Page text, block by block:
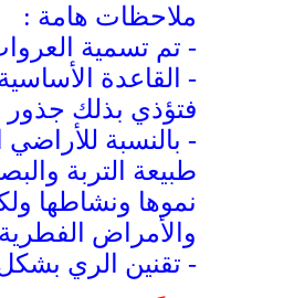
ملاحظات هامة :
- تم تسمية
- القاعدة
فتؤذي بذلك جذور
- بالنسبة
طبيعة التربة
نموها ونشاطها
والأمراض
- تقنين الري